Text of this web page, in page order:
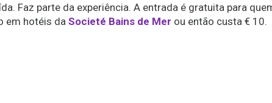
Faz parte da experiência. A entrada é gratuita para
em hotéis da Societé Bains de Mer ou então custa € 10.